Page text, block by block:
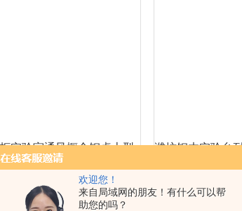
欢迎您！
来自局域网的朋友！有什么可以帮
助您的吗？
实验室通风橱全钢桌上型
型号：
查看详情 ￥800